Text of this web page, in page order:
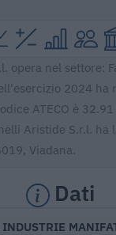
opera nel settore:
2024 ha
ATECO è
Aristide S.r.l. ha
Viadana.
Dati
INDUSTRIE